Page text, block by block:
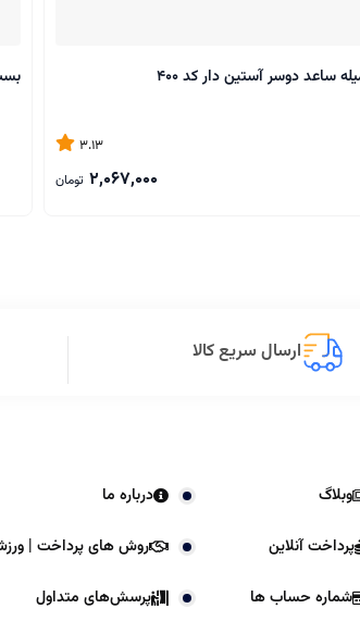
ساعد دوسر آستین دار کد 400
3.13
2,067,000 تومان
ارسال سریع کالا
وبلاگ درباره ما
پرداخت آنلاین روش های پرداخت |
شماره حساب ها پرسش‌های متداول